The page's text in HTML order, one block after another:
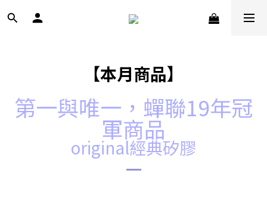
【本月商品】
第一與唯一，蟬聯19年冠
軍商品
original經典矽膠